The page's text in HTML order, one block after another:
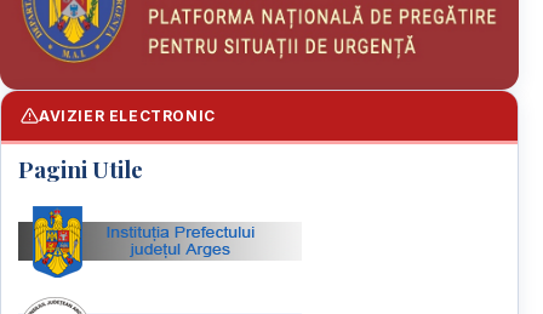
AVIZIER ELECTRONIC
Pagini Utile